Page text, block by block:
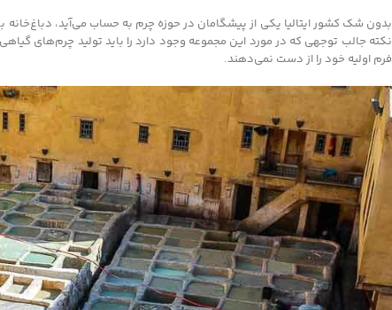
بدون شک کشور ایتالیا یکی از پیشگامان در حوزه چرم به حساب می‌آید،
نکته جالب توجهی که در مورد این مجموعه وجود دارد را باید تولید چرم‌های
فرم اولیه خود را از دست نمی‌دهند.